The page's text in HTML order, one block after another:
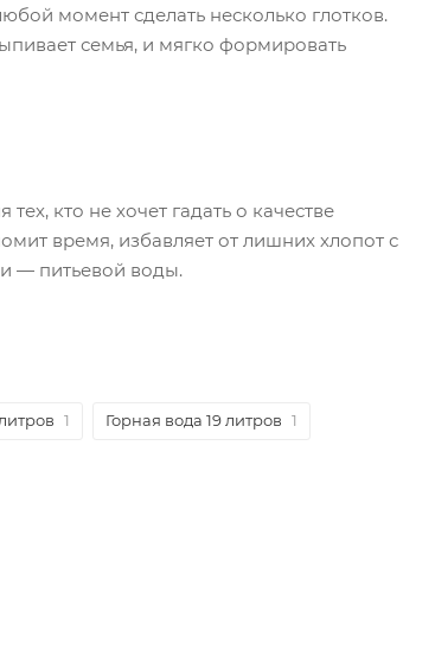
момент сделать несколько глотков.
семья, и мягко формировать
кто не хочет гадать о качестве
время, избавляет от лишних хлопот с
— питьевой воды.
1 Горная вода 19 литров 1